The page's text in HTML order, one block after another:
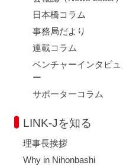
日本橋コラム
事務局だより
連載コラム
ベンチャーインタビュ
ー
サポーターコラム
LINK-Jを知る
理事長挨拶
Why in Nihonbashi